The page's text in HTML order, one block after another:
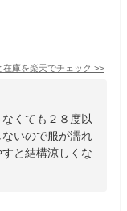
在庫を楽天でチェック >>
くても２８度以
いので服が濡れ
と結構涼しくな